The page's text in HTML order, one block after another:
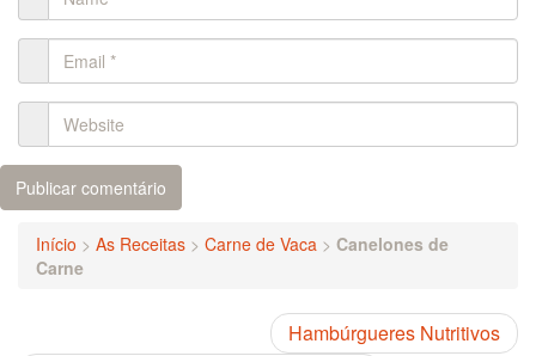
Início > As Receitas > Carne de Vaca > Canelones de
Carne
Hambúrgueres Nutritivos